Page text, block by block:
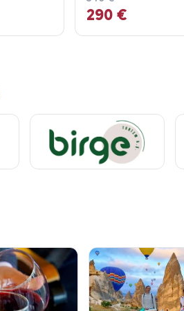
Varje upplevelse kändes
Personalen var underbar och
DAGARSPASS
Allt var mycket välorganiserat
290 €